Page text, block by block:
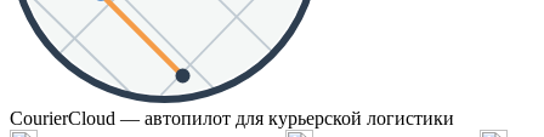
CourierCloud — автопилот для курьерской логистики